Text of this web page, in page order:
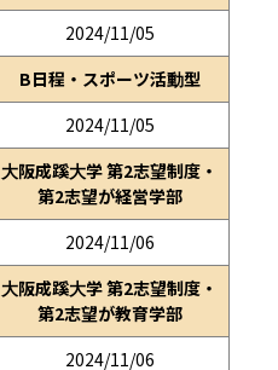
2024/11/05
B日程・スポーツ活動型
2024/11/05
大阪成蹊大学 第2志望制度・
第2志望が経営学部
2024/11/06
大阪成蹊大学 第2志望制度・
第2志望が教育学部
2024/11/06